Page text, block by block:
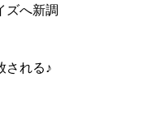
ズへ新調
される♪